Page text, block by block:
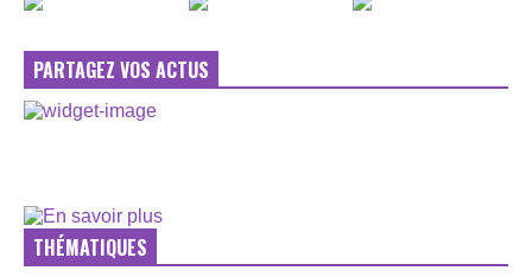
PARTAGEZ VOS ACTUS
THÉMATIQUES